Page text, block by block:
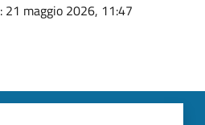
: 21 maggio 2026, 11:47